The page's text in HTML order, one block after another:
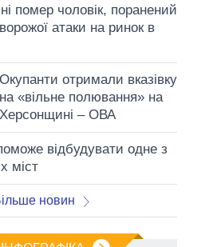
помер чоловік, поранений
атаки на ринок в
Окупанти отримали вказівку
на «вільне полювання» на
Херсонщині – ОВА
відбудувати одне з
міст
новин